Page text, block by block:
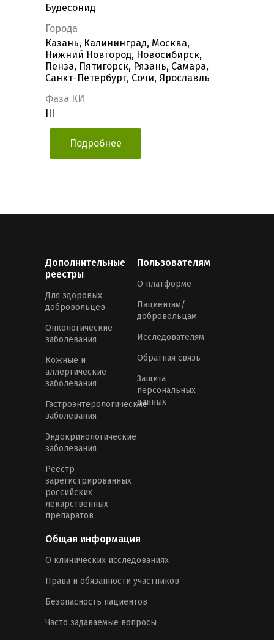
Будесонид
Города
Казань, Калининград, Москва,
Нижний Новгород, Новосибирск,
Пенза, Пятигорск, Рязань, Самара,
Санкт-Петербург, Сочи, Ярославль
Фаза КИ
Подробнее
Дополнительные
реестры
Для здоровых
добровольцев
Онкологические
заболевания
Кожные и
аллергические
заболевания
Гастроэнтерологические
заболевания
Эндокринологические
заболевания
Реестр
зарегистрированных
российских
лекарственных
препаратов
Пользователям
О платформе
Пациентам/
добровольцам
Исследователям
Обратная связь
Защита
персональных
данных
Общая информация
О клинических исследованиях
Права и обязанности участников
Безопасность пациентов
Часто задаваемые вопросы